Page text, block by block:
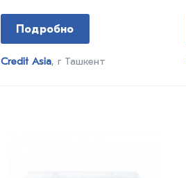
Подробно
Credit Asia, г Ташкент